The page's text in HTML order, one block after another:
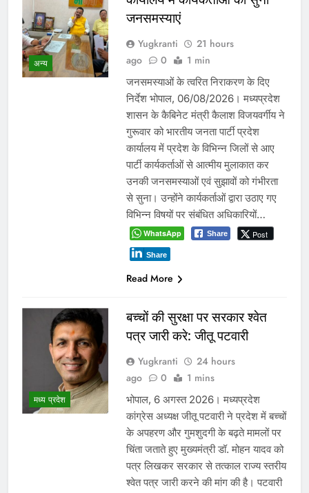
अन्य
जनसमस्याएं
Yugkranti
21 hours
ago
0 1 min
जनसमस्याओं के त्वरित निराकरण के दिए
निर्देश भोपाल, 06/08/2026। मध्यप्रदेश
शासन के कैबिनेट मंत्री कैलाश विजयवर्गीय ने
गुरूवार को भारतीय जनता पार्टी प्रदेश
कार्यालय में प्रदेश के विभिन्न जिलों से आए
पार्टी कार्यकर्ताओं से आत्मीय मुलाकात कर
उनकी जनसमस्याओं एवं सुझावों को गंभीरता
से सुना। उन्होंने कार्यकर्ताओं द्वारा उठाए गए
विभिन्न विषयों पर संबंधित अधिकारियों…
WhatsApp Share Post
Share
Read More
मध्य प्रदेश
बच्चों की सुरक्षा पर सरकार श्वेत
पत्र जारी करे: जीतू पटवारी
Yugkranti
24 hours
ago
0 1 mins
भोपाल, 6 अगस्त 2026। मध्यप्रदेश
कांग्रेस अध्यक्ष जीतू पटवारी ने प्रदेश में बच्चों
के अपहरण और गुमशुदगी के बढ़ते मामलों पर
चिंता जताते हुए मुख्यमंत्री डॉ. मोहन यादव को
पत्र लिखकर सरकार से तत्काल राज्य स्तरीय
श्वेत पत्र जारी करने की मांग की है। पटवारी